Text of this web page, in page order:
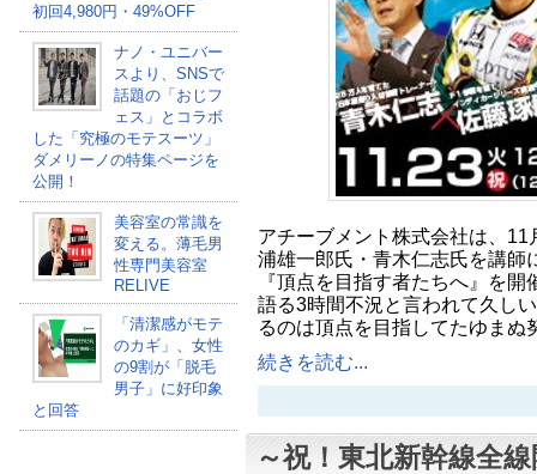
初回4,980円・49%OFF
ナノ・ユニバー
スより、SNSで
話題の「おじフ
ェス」とコラボ
した「究極のモテスーツ」
ダメリーノの特集ページを
公開！
美容室の常識を
変える。薄毛男
性専門美容室
RELIVE
「清潔感がモテ
のカギ」、女性
の9割が「脱毛
男子」に好印象
と回答
アチーブメント株式会社は、
浦雄一郎氏・青木仁志氏を講師
『頂点を目指す者たちへ』を
語る3時間不況と言われて久し
るのは頂点を目指してたゆま
続きを読む...
～祝！東北新幹線全